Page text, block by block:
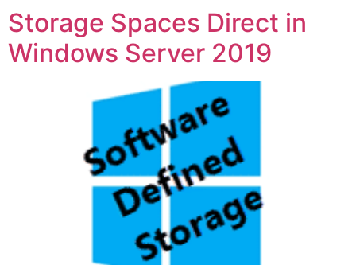
Storage Spaces Direct in
Windows Server 2019